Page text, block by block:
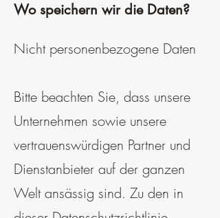
Wo speichern wir die Daten?
Nicht personenbezogene Daten
Bitte beachten Sie, dass unsere
Unternehmen sowie unsere
vertrauenswürdigen Partner und
Dienstanbieter auf der ganzen
Welt ansässig sind. Zu den in